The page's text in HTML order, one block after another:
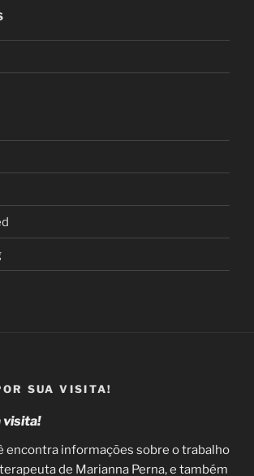
SUA VISITA!
visita!
encontra informações sobre o trabalho
de Marianna Perna, e também